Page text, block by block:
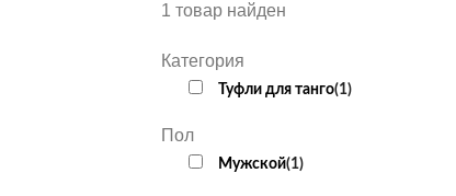
1 товар найден
Категория
Туфли для танго(1)
Пол
Мужской(1)